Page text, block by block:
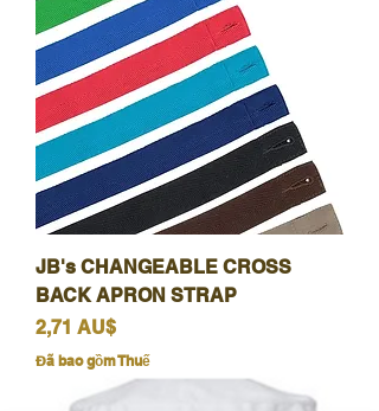
JB's CHANGEABLE CROSS
BACK APRON STRAP
Giá
2,71 AU$
Đã bao gồm Thuế